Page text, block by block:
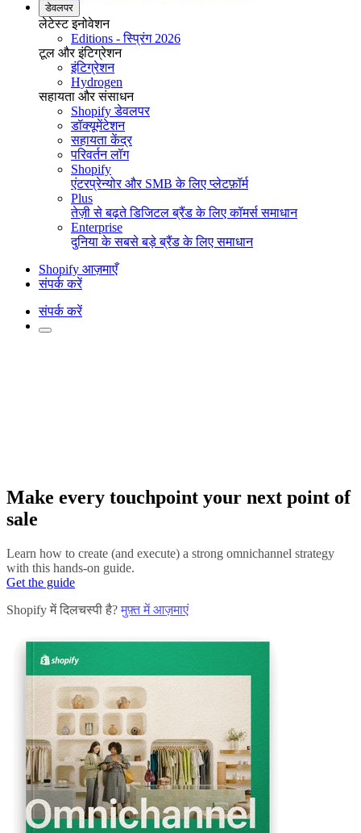
डेवलपर
लेटेस्ट इनोवेशन
Editions - स्प्रिंग 2026
टूल और इंटिग्रेशन
इंटिग्रेशन
Hydrogen
सहायता और संसाधन
Shopify डेवलपर
डॉक्यूमेंटेशन
सहायता केंद्र
परिवर्तन लॉग
Shopify
एंटरप्रेन्योर और SMB के लिए प्लेटफ़ॉर्म
Plus
तेज़ी से बढ़ते डिजिटल ब्रैंड के लिए कॉमर्स समाधान
Enterprise
दुनिया के सबसे बड़े ब्रैंड के लिए समाधान
Shopify आज़माएँ
संपर्क करें
संपर्क करें
Make every touchpoint your next point of
sale
Learn how to create (and execute) a strong omnichannel strategy
with this hands-on guide.
Get the guide
Shopify में दिलचस्पी है? मुफ़्त में आज़माएं